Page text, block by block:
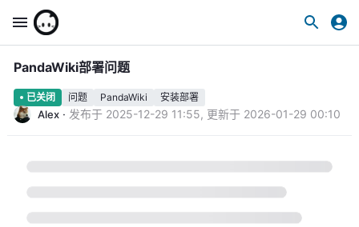
PandaWiki部署问题
已关闭 问题 PandaWiki 安装部署
Alex · 发布于 2025-12-29 11:55, 更新于 2026-01-29 00:10